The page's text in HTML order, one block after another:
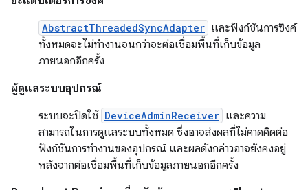
AbstractThreadedSyncAdapter และฟังก์ชันการซิงค์
ทั้งหมดจะไม่ทำงานจนกว่าจะต่อเชื่อมพื้นที่เก็บข้อมูล
ภายนอกอีกครั้ง
ผู้ดูแลระบบอุปกรณ์
ระบบจะปิดใช้ DeviceAdminReceiver และความ
สามารถในการดูแลระบบทั้งหมด ซึ่งอาจส่งผลที่ไม่คาดคิดต่อ
ฟังก์ชันการทำงานของอุปกรณ์ และผลดังกล่าวอาจยังคงอยู่
หลังจากต่อเชื่อมพื้นที่เก็บข้อมูลภายนอกอีกครั้ง